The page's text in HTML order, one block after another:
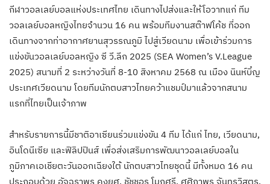
กีฬาวอลเลย์บอลแห่งประเทศไทย เดินทางไปส่งและให้โอวาทแก่ ทีม
วอลเลย์บอลหญิงไทยจำนวน 16 คน พร้อมทีมงานสต๊าฟโค้ช ที่ออก
เดินทางจากท่าอากาศยานสุวรรณภูมิ ไปสู่เวียดนาม เพื่อเข้าร่วมการ
แข่งขันวอลเลย์บอลหญิง ซี วี.ลีก 2025 (SEA Women’s V.League
2025) สนามที่ 2 ระหว่างวันที่ 8-10 สิงหาคม 2568 ณ เมือง นินห์บิ๋ญ
ประเทศเวียดนาม โดยทีมนักตบสาวไทยคว้าแชมป์มาแล้วจากสนาม
แรกที่ไทยเป็นเจ้าภาพ
สำหรับรายการนี้มีชาติอาเซียนร่วมแข่งขัน 4 ทีม ได้แก่ ไทย, เวียดนาม,
อินโดนีเซีย และฟิลิปปินส์ เพื่อส่งเสริมการพัฒนาวอลเลย์บอลใน
ภูมิภาคเอเชียตะวันออกเฉียงใต้​ นักตบสาวไทยชุดนี้ มีทั้งหมด 16 คน
ประกอบด้วย อัจฉราพร คงยศ, ชัชชุอร โมกศรี, ศศิภาพร จันทรวิสูตร,